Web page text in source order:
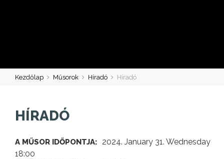
Kezdőlap Műsorok Híradó Híradó
HÍRADÓ
A MŰSOR IDŐPONTJA:
2024. January 31. Wednesday
18:00